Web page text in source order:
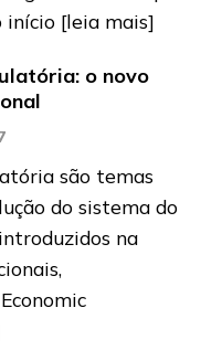
início [leia mais]
o novo
são temas
do sistema do
na